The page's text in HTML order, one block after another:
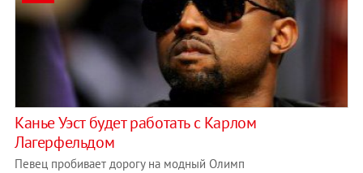
Канье Уэст будет работать с Карлом
Лагерфельдом
Певец пробивает дорогу на модный Олимп